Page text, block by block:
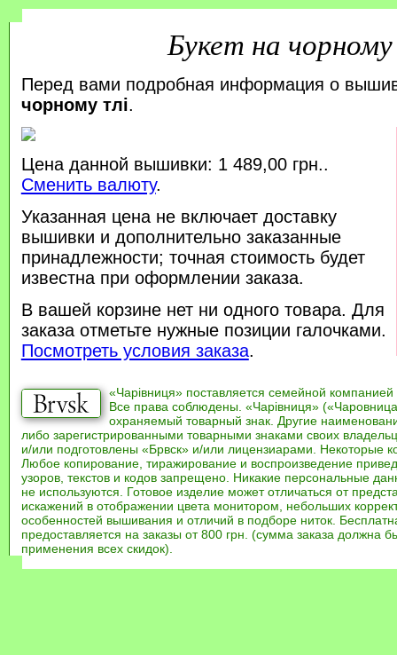
Букет на
Перед вами подробная информация о
чорному тлі.
Цена данной вышивки: 1 489,00 грн..
Сменить валюту.
Указанная цена не включает доставку
вышивки и дополнительно заказанные
принадлежности; точная стоимость будет
известна при оформлении заказа.
В вашей корзине нет ни одного товара. Для
заказа отметьте нужные позиции галочками.
Посмотреть условия заказа.
«Чарівниця» поставляется семейной компанией
Все права соблюдены. «Чарівниця»
охраняемый товарный знак. Другие
либо зарегистрированными товарными знаками своих
и/или подготовлены «Брвск» и/или лицензиарами. Некоторые
Любое копирование, тиражирование и воспроизведение
узоров, текстов и кодов запрещено. Никакие персональные
не используются. Готовое изделие может отличаться от
искажений в отображении цвета монитором, небольших
особенностей вышивания и отличий в подборе ниток.
предоставляется на заказы от 800 грн. (сумма заказа должна
применения всех скидок).